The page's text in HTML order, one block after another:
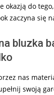
okazją do
zaczyna się
bluzka
nas
swoją